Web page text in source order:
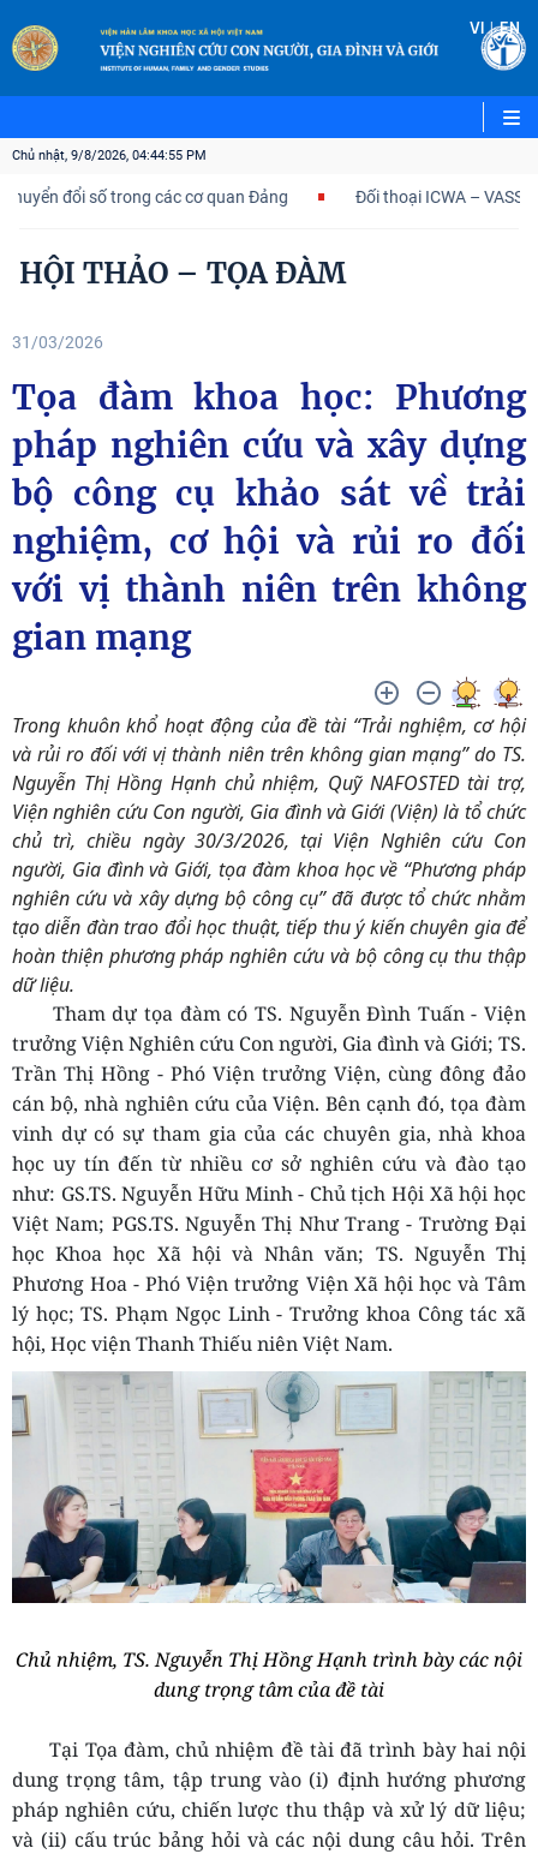
VI |EN
Chủ nhật, 9/8/2026, 04:44:57 PM
số trong các cơ quan Đảng Đối thoại ICWA – VASS lần thứ
HỘI THẢO – TỌA ĐÀM
31/03/2026
Tọa đàm khoa học: Phương
pháp nghiên cứu và xây dựng
bộ công cụ khảo sát về trải
nghiệm, cơ hội và rủi ro đối
với vị thành niên trên không
gian mạng
Trong khuôn khổ hoạt động của đề tài “Trải nghiệm, cơ hội
và rủi ro đối với vị thành niên trên không gian mạng” do TS.
Nguyễn Thị Hồng Hạnh chủ nhiệm, Quỹ NAFOSTED tài trợ,
Viện nghiên cứu Con người, Gia đình và Giới (Viện) là tổ chức
chủ trì, chiều ngày 30/3/2026, tại Viện Nghiên cứu Con
người, Gia đình và Giới, tọa đàm khoa học về “Phương pháp
nghiên cứu và xây dựng bộ công cụ” đã được tổ chức nhằm
tạo diễn đàn trao đổi học thuật, tiếp thu ý kiến chuyên gia để
hoàn thiện phương pháp nghiên cứu và bộ công cụ thu thập
dữ liệu.
Tham dự tọa đàm có TS. Nguyễn Đình Tuấn- Viện
trưởng Viện Nghiên cứu Con người, Gia đình và Giới; TS.
Trần Thị Hồng - Phó Viện trưởng Viện, cùng đông đảo
cán bộ, nhà nghiên cứu của Viện. Bên cạnh đó, tọa đàm
vinh dự có sự tham gia của các chuyên gia, nhà khoa
học uy tín đến từ nhiều cơ sở nghiên cứu và đào tạo
như: GS.TS. Nguyễn Hữu Minh- Chủ tịch Hội Xã hội học
Việt Nam; PGS.TS. Nguyễn Thị Như Trang- Trường Đại
học Khoa học Xã hội và Nhân văn; TS. Nguyễn Thị
Phương Hoa- Phó Viện trưởng Viện Xã hội học và Tâm
lý học; TS. Phạm Ngọc Linh - Trưởng khoa Công tác xã
hội, Học viện Thanh Thiếu niên Việt Nam.
Chủ nhiệm, TS. Nguyễn Thị Hồng Hạnh trình bày các nội
dung trọng tâm của đề tài
Tại Tọa đàm, chủ nhiệm đề tài đã trình bày hai nội
dung trọng tâm, tập trung vào (i) định hướng phương
pháp nghiên cứu, chiến lược thu thập và xử lý dữ liệu;
và (ii) cấu trúc bảng hỏi và các nội dung câu hỏi. Trên